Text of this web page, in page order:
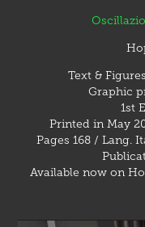
Text &
Graphic
1st
Printed in May
Pages 168 / Lang.
Available now on